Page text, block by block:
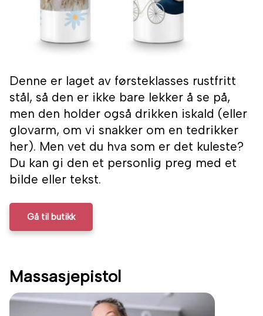
Denne er laget av førsteklasses rustfritt
stål, så den er ikke bare lekker å se på,
men den holder også drikken iskald (eller
glovarm, om vi snakker om en tedrikker
her). Men vet du hva som er det kuleste?
Du kan gi den et personlig preg med et
bilde eller tekst.
Gå til butikk
Massasjepistol